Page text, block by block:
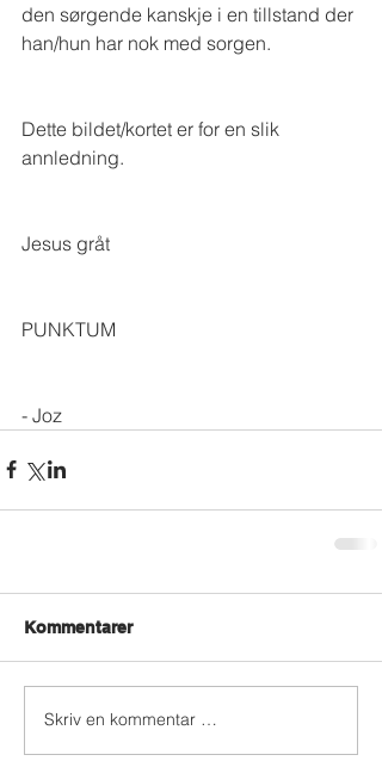
den sørgende kanskje i en tillstand der
han/hun har nok med sorgen.
Dette bildet/kortet er for en slik
annledning.
Jesus gråt
PUNKTUM
- Joz
Kommentarer
Skriv en kommentar …